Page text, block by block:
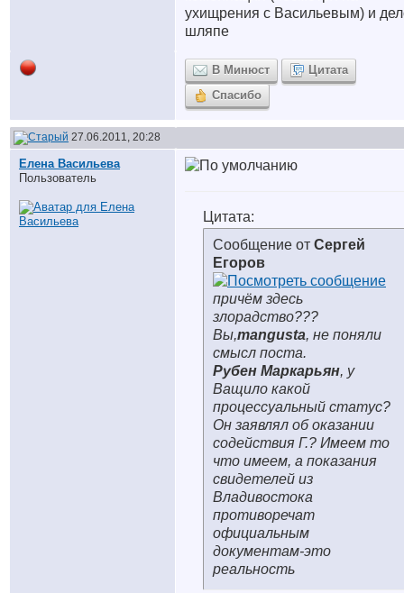
ухищрения с Васильевым) и
шляпе
В Минюст
Цитата
Спасибо
27.06.2011, 20:28
Елена Васильева
Пользователь
Цитата:
Сообщение от Сергей
Егоров
причём здесь
злорадство???
Вы,mangusta, не поняли
смысл поста.
Рубен Маркарьян, у
Ващило какой
процессуальный статус?
Он заявлял об оказании
содействия Г.? Имеем то
что имеем, а показания
свидетелей из
Владивостока
противоречат
официальным
документам-это
реальность